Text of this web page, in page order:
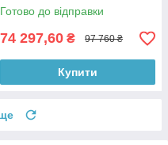
Готово до відправки
74 297,60 ₴ 97 760 ₴
Купити